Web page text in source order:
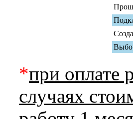
*при оплате
случаях